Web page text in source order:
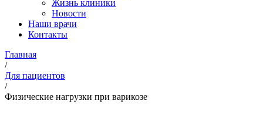
Жизнь клиники
Новости
Наши врачи
Контакты
Главная
/
Для пациентов
/
Физические нагрузки при варикозе